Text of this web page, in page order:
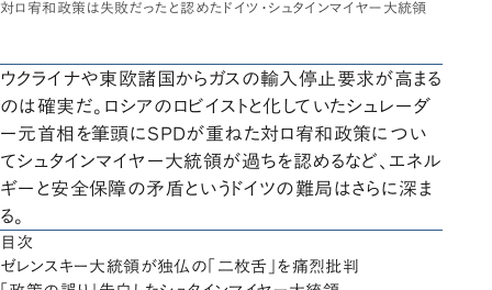
対ロ宥和政策は失敗だったと認めたドイツ・シュタインマイヤー大統領
ウクライナや東欧諸国からガスの輸入停止要求が高まる
のは確実だ。ロシアのロビイストと化していたシュレーダ
ー元首相を筆頭にSPDが重ねた対ロ宥和政策につい
てシュタインマイヤー大統領が過ちを認めるなど、エネル
ギーと安全保障の矛盾というドイツの難局はさらに深ま
る。
目次
ゼレンスキー大統領が独仏の「二枚舌」を痛烈批判